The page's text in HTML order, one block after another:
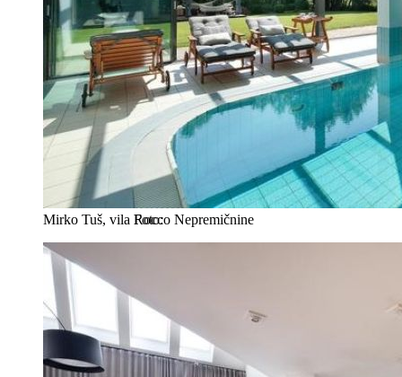
Mirko Tuš, vila Rocco Nepremičnine